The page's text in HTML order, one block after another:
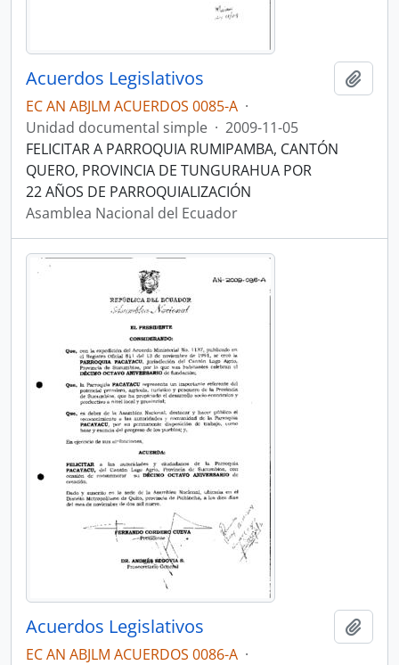
Acuerdos Legislativos
EC AN ABJLM ACUERDOS 0085-A ·
Unidad documental simple · 2009-11-05
FELICITAR A PARROQUIA RUMIPAMBA, CANTÓN
QUERO, PROVINCIA DE TUNGURAHUA POR
22 AÑOS DE PARROQUIALIZACIÓN
Asamblea Nacional del Ecuador
Acuerdos Legislativos
EC AN ABJLM ACUERDOS 0086-A ·